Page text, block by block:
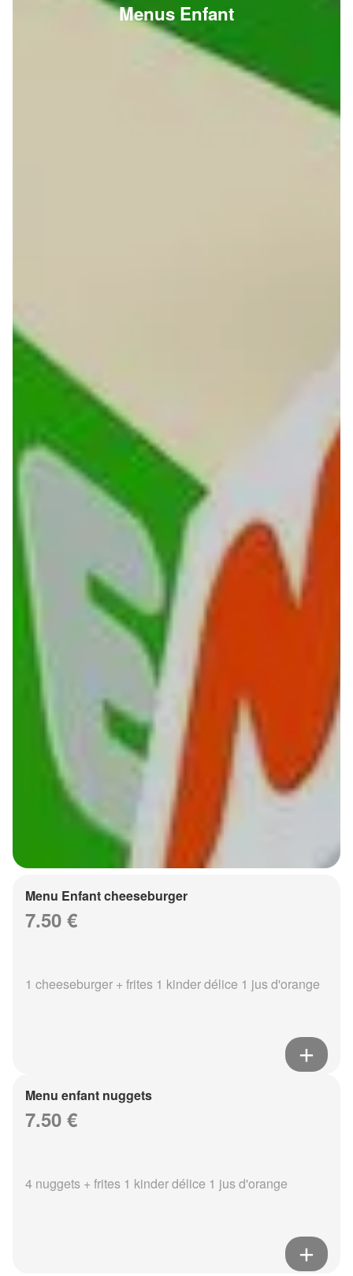
Menus Enfant
Menu Enfant cheeseburger
7.50 €
1 cheeseburger + frites 1 kinder délice 1 jus d'orange
Menu enfant nuggets
7.50 €
4 nuggets + frites 1 kinder délice 1 jus d'orange